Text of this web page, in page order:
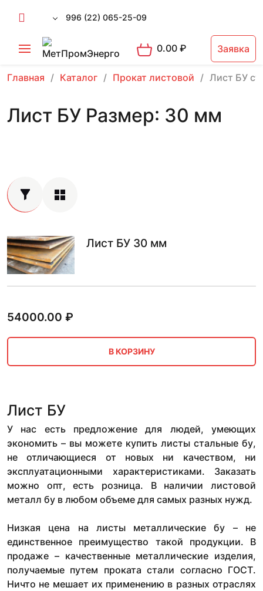
996 (22) 065-25-09
0.00₽ Заявка
Главная Каталог Прокат листовой Лист БУ
Лист БУ Размер: 30 мм
Лист БУ 30 мм
54000.00 ₽
В КОРЗИНУ
Лист БУ
У нас есть предложение для людей, умеющих
экономить – вы можете купить листы стальные бу,
не отличающиеся от новых ни качеством, ни
эксплуатационными характеристиками. Заказать
можно опт, есть розница. В наличии листовой
металл бу в любом объеме для самых разных нужд.
Низкая цена на листы металлические бу – не
единственное преимущество такой продукции. В
продаже – качественные металлические изделия,
получаемые путем проката стали согласно ГОСТ.
Ничто не мешает их применению в разных отраслях